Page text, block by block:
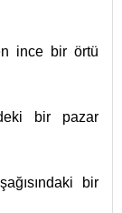
ince bir örtü
bir pazar
bir